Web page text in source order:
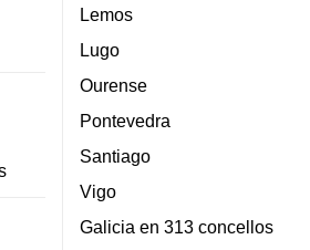
Lemos
Lugo
Ourense
Pontevedra
Santiago
Vigo
Galicia en 313 concellos